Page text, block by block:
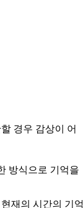
경우 감상이 어
방식으로 기억을
재의 시간의 기억